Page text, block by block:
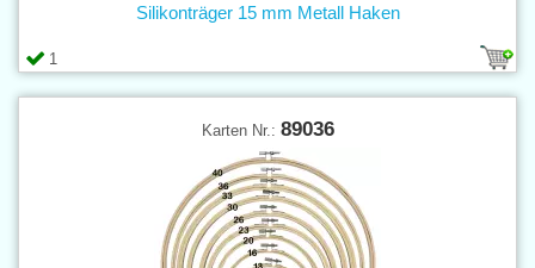
1
Silikonträger 15 mm Metall Haken
Karten Nr.: 89036